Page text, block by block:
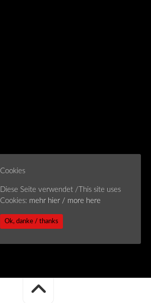
Cookies
Diese Seite verwendet /This site uses
Cookies: mehr hier / more here
Ok, danke / thanks